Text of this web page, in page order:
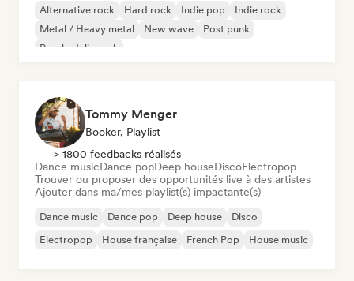
Alternative rock Hard rock Indie pop
Indie rock
Metal / Heavy metal
New wave
Post punk
Psychedelic rock
Tommy Menger
Booker, Playlist
> 1800 feedbacks réalisés
Dance musicDance popDeep houseDiscoElectropop
Trouver ou proposer des opportunités live à des artistes
Ajouter dans ma/mes playlist(s) impactante(s)
Dance music Dance pop Deep house
Disco
Electropop
House française French Pop House music